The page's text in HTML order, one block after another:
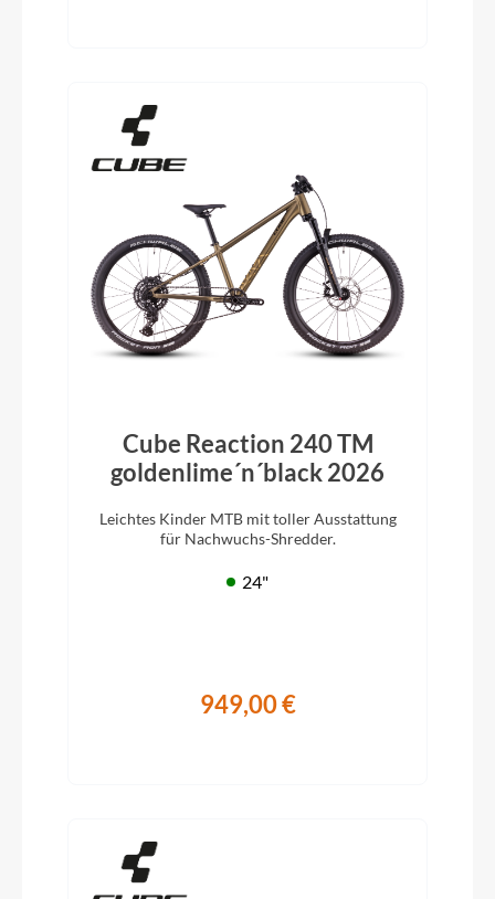
Cube Reaction 240 TM
goldenlime´n´black 2026
Leichtes Kinder MTB mit toller Ausstattung
für Nachwuchs-Shredder.
24"
949,00 €